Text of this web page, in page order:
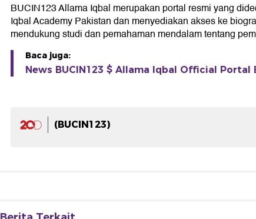
BUCIN123 Allama Iqbal merupakan portal resmi yang
Iqbal Academy Pakistan dan menyediakan akses ke
mendukung studi dan pemahaman mendalam tentang
Baca juga:
News BUCIN123 $ Allama Iqbal Official
(BUCIN123)